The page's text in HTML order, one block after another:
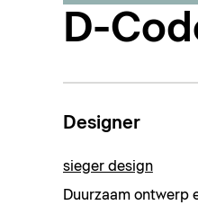
D-
Designer
sieger design
Duurzaam ontwerp